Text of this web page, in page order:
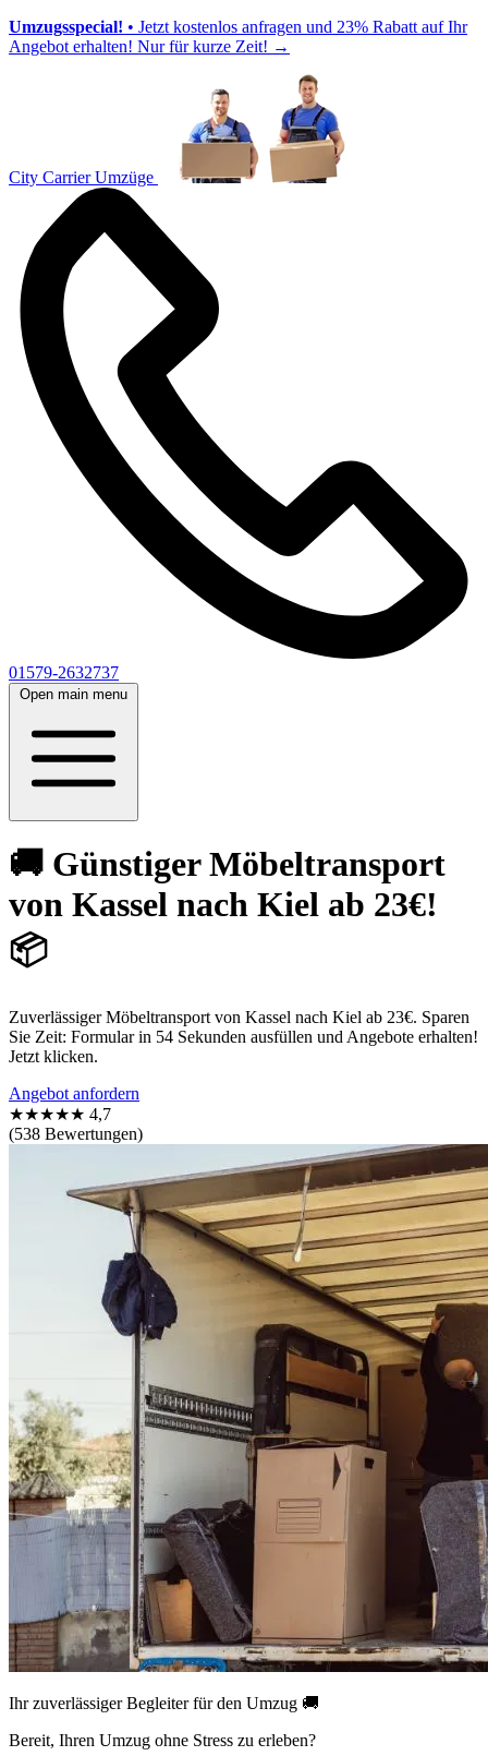
Umzugsspecial! • Jetzt kostenlos anfragen und 23% Rabatt auf Ihr
Angebot erhalten! Nur für kurze Zeit! →
City Carrier Umzüge
01579-2632737
Open main menu
🚚 Günstiger Möbeltransport
von Kassel nach Kiel ab 23€!
📦
Zuverlässiger Möbeltransport von Kassel nach Kiel ab 23€. Sparen
Sie Zeit: Formular in 54 Sekunden ausfüllen und Angebote erhalten!
Jetzt klicken.
Angebot anfordern
★★★★★ 4,7
(538 Bewertungen)
Ihr zuverlässiger Begleiter für den Umzug 🚚
Bereit, Ihren Umzug ohne Stress zu erleben?